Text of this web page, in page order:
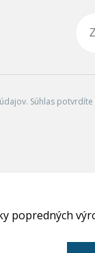
Súhlas
popredných